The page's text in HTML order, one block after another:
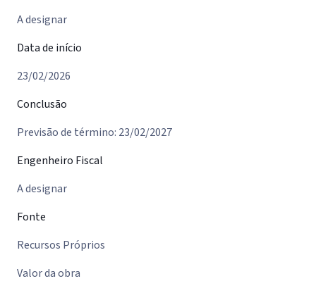
A designar
Data de início
23/02/2026
Conclusão
Previsão de término: 23/02/2027
Engenheiro Fiscal
A designar
Fonte
Recursos Próprios
Valor da obra